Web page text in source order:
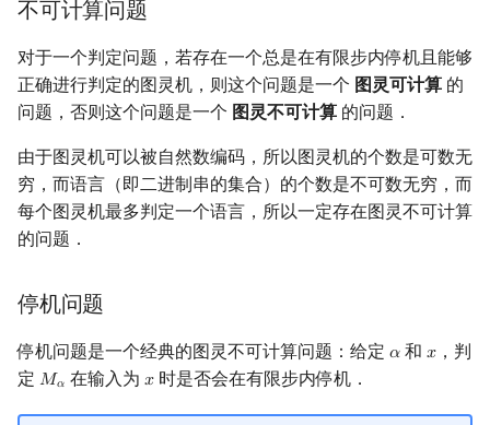
不可计算问题
对于一个判定问题，若存在一个总是在有限步内停机且能够
正确进行判定的图灵机，则这个问题是一个 图灵可计算 的
问题，否则这个问题是一个 图灵不可计算 的问题．
由于图灵机可以被自然数编码，所以图灵机的个数是可数无
穷，而语言（即二进制串的集合）的个数是不可数无穷，而
每个图灵机最多判定一个语言，所以一定存在图灵不可计算
的问题．
停机问题
停机问题是一个经典的图灵不可计算问题：给定 𝛼
α 和𝑥
x ，判
定 𝑀𝛼
Mα 在输入为𝑥
x 时是否会在有限步内停机．